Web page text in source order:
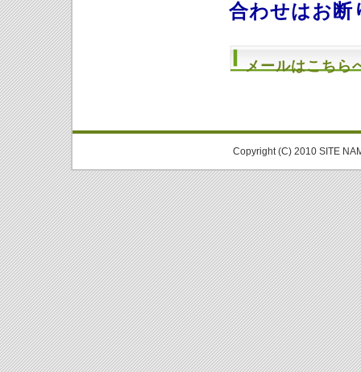
合わせはお断
メールはこちら
Copyright (C) 2010 SITE